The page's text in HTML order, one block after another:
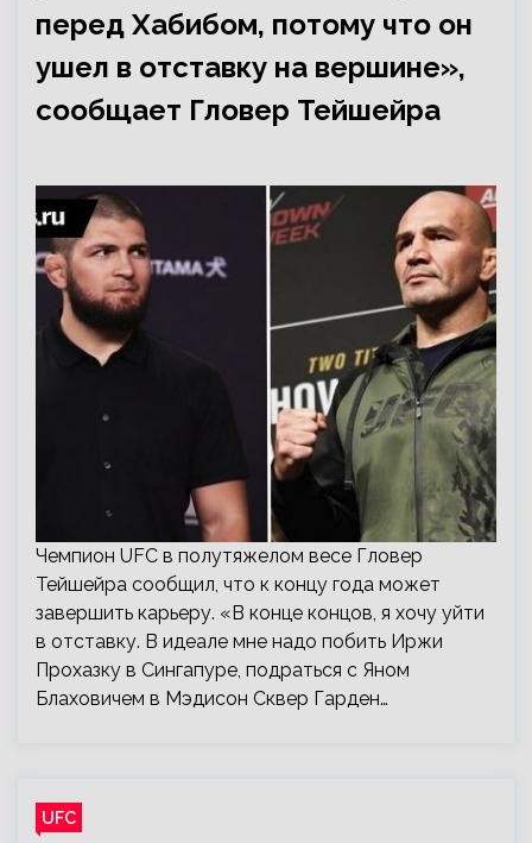
перед Хабибом, потому что он
ушел в отставку на вершине»,
сообщает Гловер Тейшейра
Чемпион UFC в полутяжелом весе Гловер
Тейшейра сообщил, что к концу года может
завершить карьеру. «В конце концов, я хочу уйти
в отставку. В идеале мне надо побить Иржи
Прохазку в Сингапуре, подраться с Яном
Блаховичем в Мэдисон Сквер Гарден…
UFC